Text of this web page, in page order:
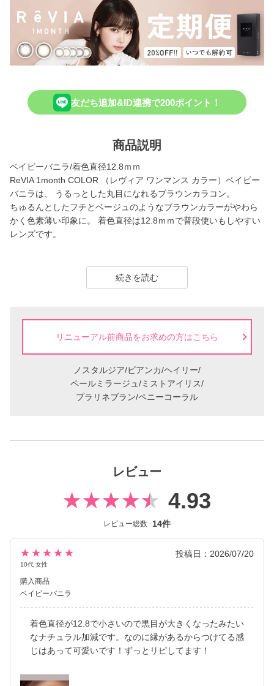
友だち追加&ID連携で200ポイント！
商品説明
ベイビーバニラ/着色直径12.8ｍｍ
ReVIA 1month COLOR （レヴィア ワンマンス カラー）ベイビー
バニラは、 うるっとした丸目になれるブラウンカラコン。
ちゅるんとしたフチとベージュのようなブラウンカラーがやわら
かく色素薄い印象に。 着色直径は12.8ｍｍで普段使いもしやすい
レンズです。
ること」をコンセプトにしたコンタクトレンズブランド。
コンタクトレンズには、“大人美的サイズ”の、大きすぎず小さすぎ
ない絶妙なレンズサイズを採用することで ナチュラルでありなが
らも印象的な瞳を演出します。
2026年には、ブランド誕生から10周年を迎えるにあたり、新イメ
AR TORIC（クリアトーリック）も誕生し、さらに充実したライ
裸眼風のナチュラルデザインから、さりげなく盛れるタイプ、普
段使いに最適なサークルレンズ、クリアコンタクトレンズまで、
豊富なバリエーションで多くの方々の瞳に寄り添い続けていま
続きを読む
リニューアル前商品をお求めの方はこちら
ノスタルジア/ビアンカ/ヘイリー/
ペールミラージュ/ミストアイリス/
プラリネブラン/ペニーコーラル
レビュー
4.93
レビュー総数 14件
★★★★★
10代 女性
投稿日：2026/07/20
購入商品
ベイビーバニラ
着色直径が12.8で小さいので黒目が大きくなったみたい
なナチュラル加減です。なのに縁があるからつけてる感
じはあって可愛いです！ずっとリピしてます！